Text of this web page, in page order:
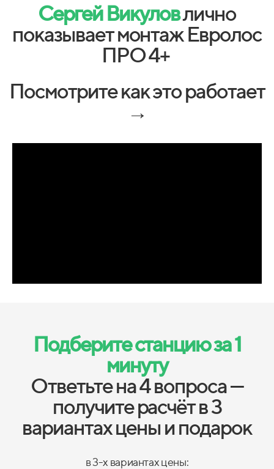
Сергей Викуловлично
показывает монтаж Евролос
ПРО 4+
Посмотрите как это работает
→
Подберите станцию за 1
минуту
Ответьте на 4 вопроса —
получите расчёт в 3
вариантах цены и подарок
в 3-х вариантах цены: